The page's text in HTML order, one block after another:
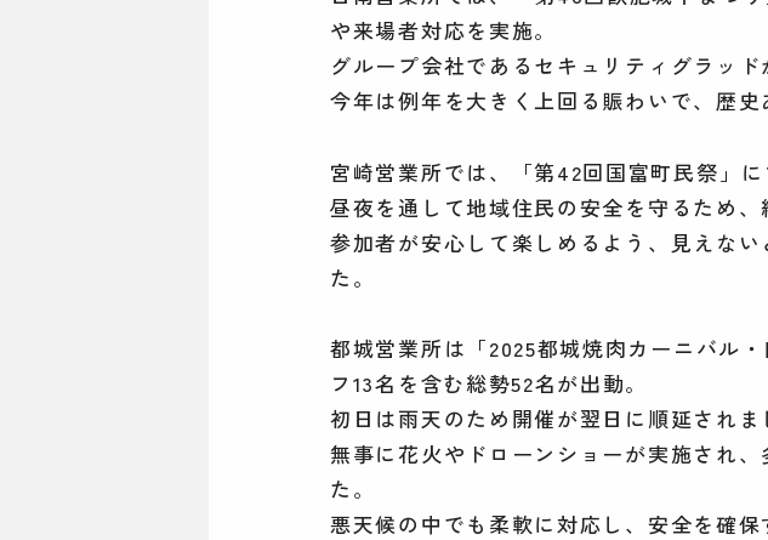
や来場者対応を実施。
グループ会社であるセキュリティグラッ
今年は例年を大きく上回る賑わいで、歴
宮崎営業所では、「第42回国富町民祭」
昼夜を通して地域住民の安全を守るため、
参加者が安心して楽しめるよう、見えな
た。
都城営業所は「2025都城焼肉カーニバル
フ13名を含む総勢52名が出動。
初日は雨天のため開催が翌日に順延され
無事に花火やドローンショーが実施され
た。
悪天候の中でも柔軟に対応し、安全を確保